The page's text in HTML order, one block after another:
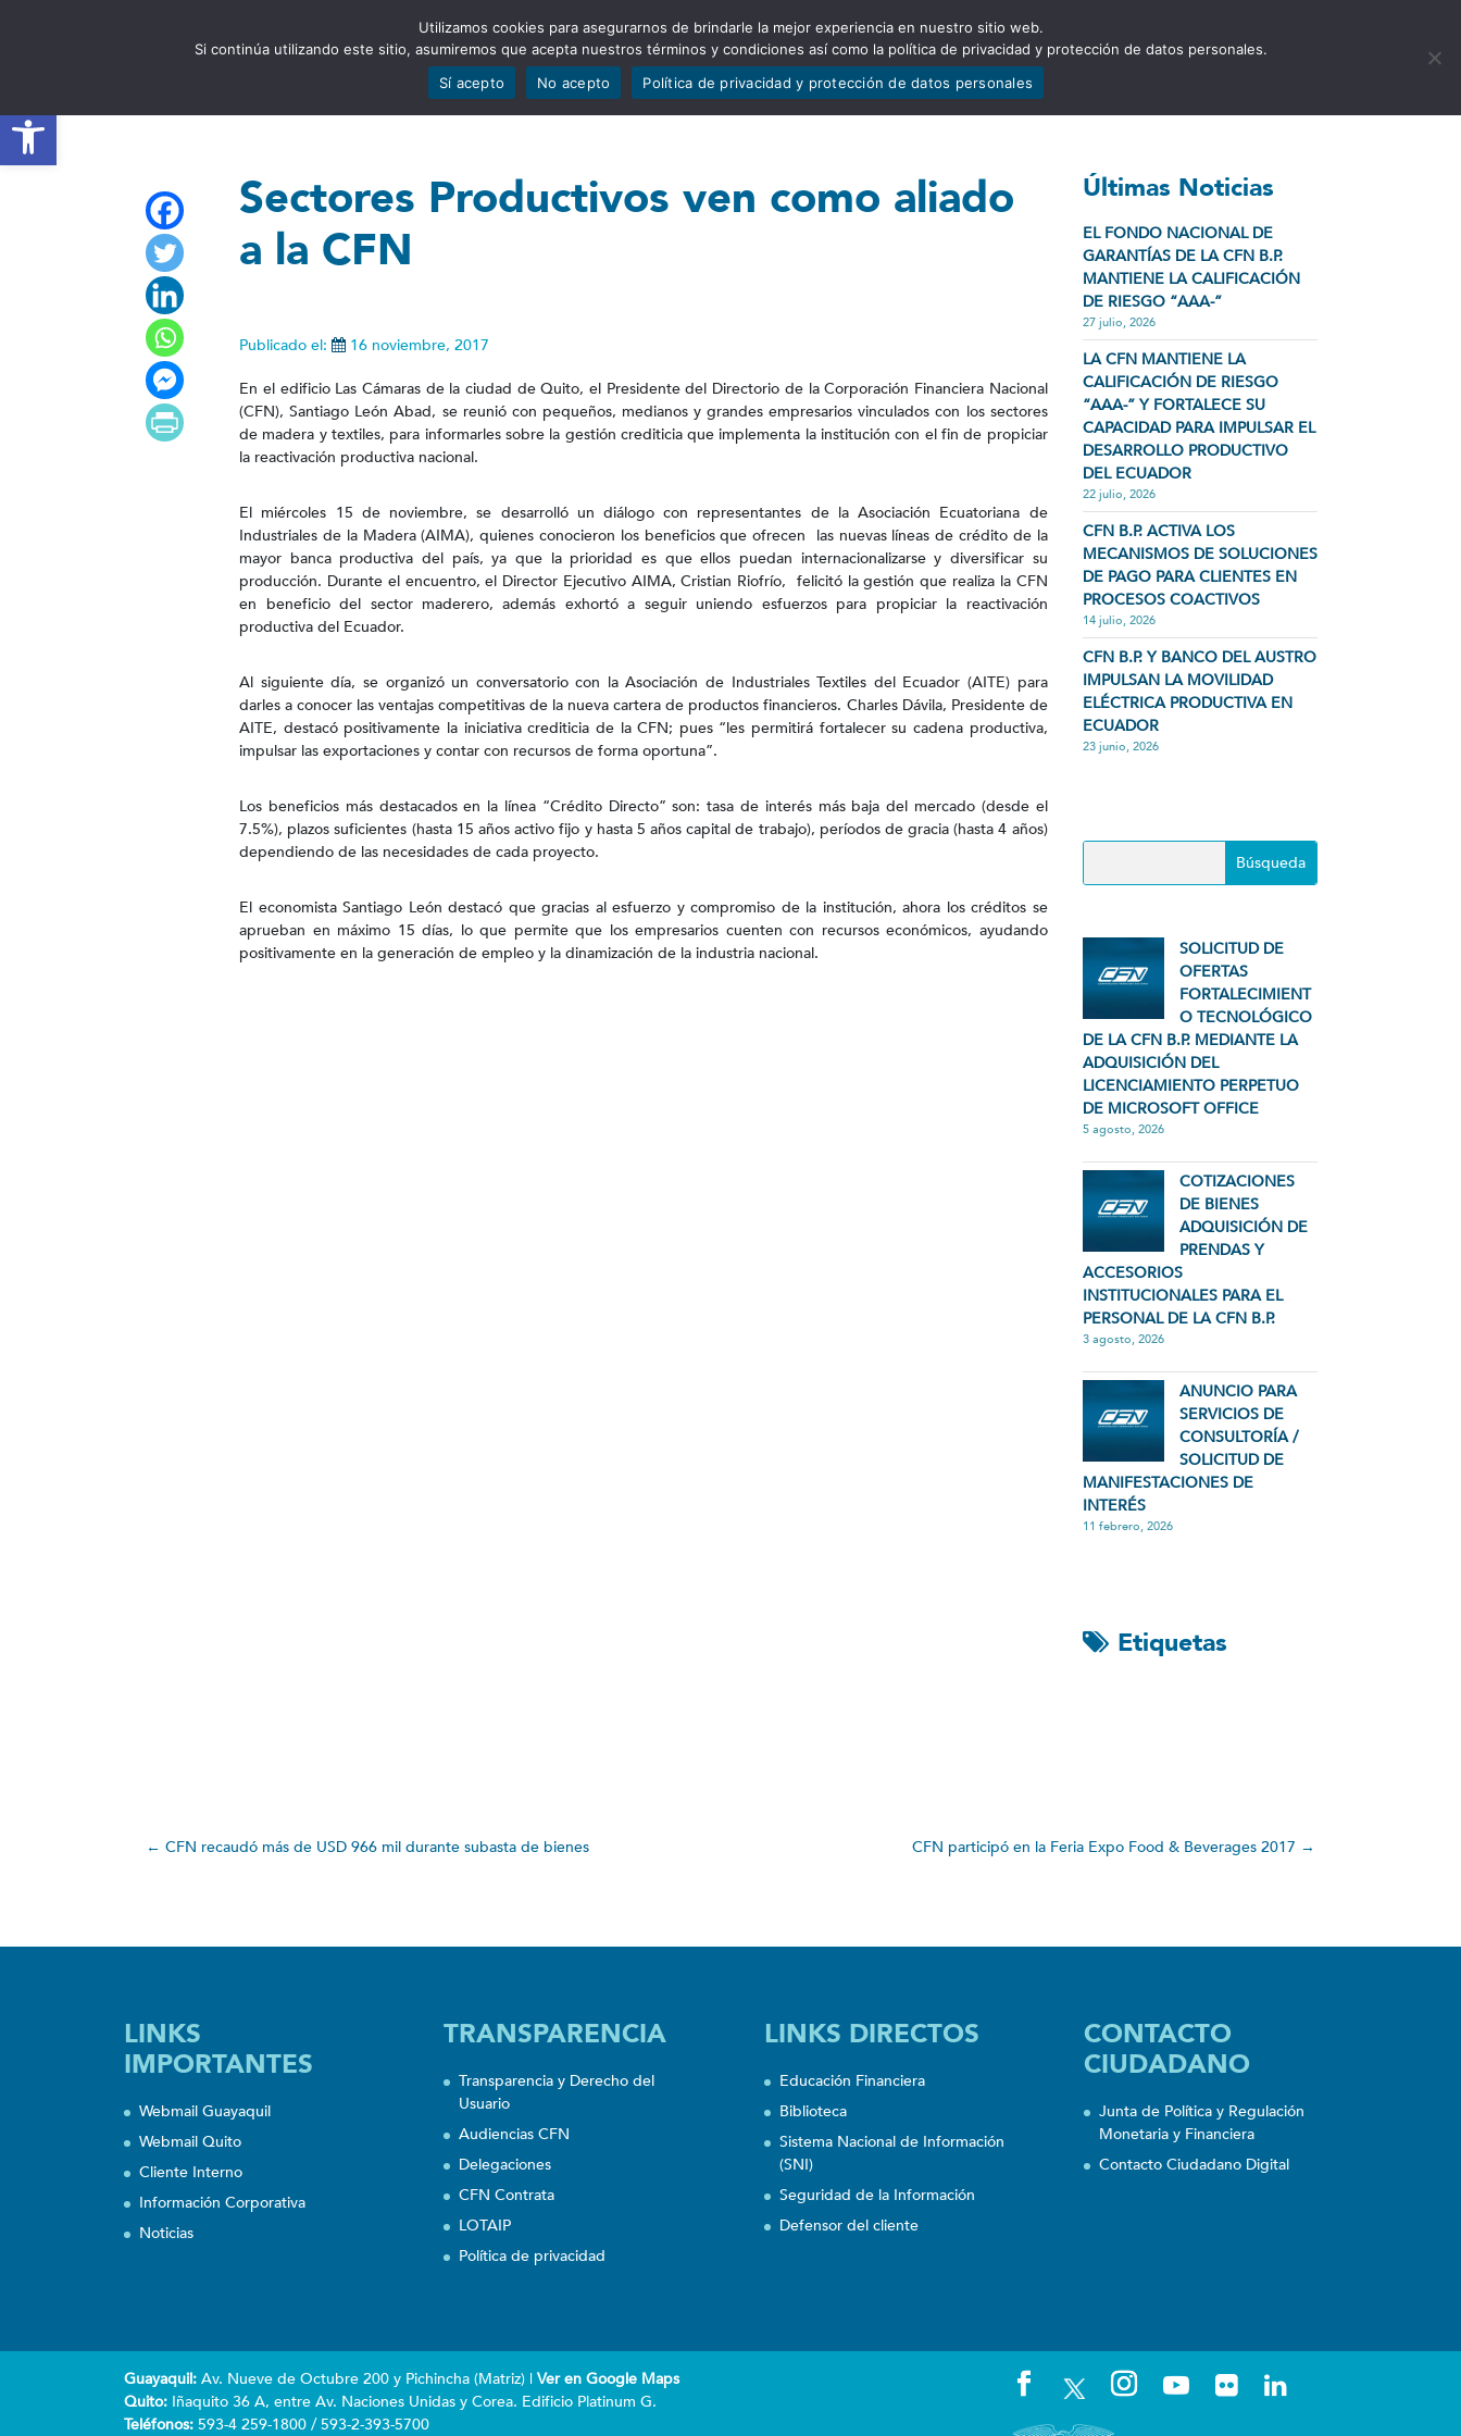
Abrir barra de herramientas
ESTADÍSTICAS PORTAFOLIO QUIÉNES SOMOS TRANSPARENCIA NOTICIAS CONTÁCTENOS
Sectores Productivos ven como aliado
a la CFN
Publicado el: 16 noviembre, 2017
En el edificio Las Cámaras de la ciudad de Quito, el Presidente del Directorio de la Corporación Financiera Nacional
(CFN), Santiago León Abad, se reunió con pequeños, medianos y grandes empresarios vinculados con los sectores
de madera y textiles, para informarles sobre la gestión crediticia que implementa la institución con el fin de propiciar
la reactivación productiva nacional.
El miércoles 15 de noviembre, se desarrolló un diálogo con representantes de la Asociación Ecuatoriana de
Industriales de la Madera (AIMA), quienes conocieron los beneficios que ofrecen las nuevas líneas de crédito de la
mayor banca productiva del país, ya que la prioridad es que ellos puedan internacionalizarse y diversificar su
producción. Durante el encuentro, el Director Ejecutivo AIMA, Cristian Riofrío, felicitó la gestión que realiza la CFN
en beneficio del sector maderero, además exhortó a seguir uniendo esfuerzos para propiciar la reactivación
productiva del Ecuador.
Al siguiente día, se organizó un conversatorio con la Asociación de Industriales Textiles del Ecuador (AITE) para
darles a conocer las ventajas competitivas de la nueva cartera de productos financieros. Charles Dávila, Presidente de
AITE, destacó positivamente la iniciativa crediticia de la CFN; pues “les permitirá fortalecer su cadena productiva,
impulsar las exportaciones y contar con recursos de forma oportuna”.
Los beneficios más destacados en la línea “Crédito Directo” son: tasa de interés más baja del mercado (desde el
7.5%), plazos suficientes (hasta 15 años activo fijo y hasta 5 años capital de trabajo), períodos de gracia (hasta 4 años)
dependiendo de las necesidades de cada proyecto.
El economista Santiago León destacó que gracias al esfuerzo y compromiso de la institución, ahora los créditos se
aprueban en máximo 15 días, lo que permite que los empresarios cuenten con recursos económicos, ayudando
positivamente en la generación de empleo y la dinamización de la industria nacional.
Últimas Noticias
EL FONDO NACIONAL DE
GARANTÍAS DE LA CFN B.P.
MANTIENE LA CALIFICACIÓN
DE RIESGO “AAA-”
27 julio, 2026
LA CFN MANTIENE LA
CALIFICACIÓN DE RIESGO
“AAA-” Y FORTALECE SU
CAPACIDAD PARA IMPULSAR EL
DESARROLLO PRODUCTIVO
DEL ECUADOR
22 julio, 2026
CFN B.P. ACTIVA LOS
MECANISMOS DE SOLUCIONES
DE PAGO PARA CLIENTES EN
PROCESOS COACTIVOS
14 julio, 2026
CFN B.P. Y BANCO DEL AUSTRO
IMPULSAN LA MOVILIDAD
ELÉCTRICA PRODUCTIVA EN
ECUADOR
23 junio, 2026
SOLICITUD DE
OFERTAS
FORTALECIMIENT
O TECNOLÓGICO
DE LA CFN B.P. MEDIANTE LA
ADQUISICIÓN DEL
LICENCIAMIENTO PERPETUO
DE MICROSOFT OFFICE
5 agosto, 2026
COTIZACIONES
DE BIENES
ADQUISICIÓN DE
PRENDAS Y
ACCESORIOS
INSTITUCIONALES PARA EL
PERSONAL DE LA CFN B.P.
3 agosto, 2026
ANUNCIO PARA
SERVICIOS DE
CONSULTORÍA /
SOLICITUD DE
MANIFESTACIONES DE
INTERÉS
11 febrero, 2026
Etiquetas
←CFN recaudó más de USD 966 mil durante subasta de bienes CFN participó en la Feria Expo Food & Beverages 2017 →
LINKS
IMPORTANTES
Webmail Guayaquil
Webmail Quito
Cliente Interno
Información Corporativa
Noticias
TRANSPARENCIA
Transparencia y Derecho del
Usuario
Audiencias CFN
Delegaciones
CFN Contrata
LOTAIP
Política de privacidad
LINKS DIRECTOS
Educación Financiera
Biblioteca
Sistema Nacional de Información
(SNI)
Seguridad de la Información
Defensor del cliente
CONTACTO
CIUDADANO
Junta de Política y Regulación
Monetaria y Financiera
Contacto Ciudadano Digital
Guayaquil: Av. Nueve de Octubre 200 y Pichincha (Matriz) | Ver en Google Maps
Quito: Iñaquito 36 A, entre Av. Naciones Unidas y Corea. Edificio Platinum G.
Teléfonos: 593-4 259-1800 / 593-2-393-5700
Utilizamos cookies para asegurarnos de brindarle la mejor experiencia en nuestro sitio web.
Si continúa utilizando este sitio, asumiremos que acepta nuestros términos y condiciones así como la política de privacidad y protección de datos personales.
Sí acepto
No acepto Política de privacidad y protección de datos personales